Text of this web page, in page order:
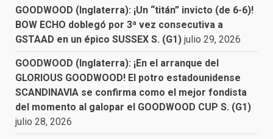
GOODWOOD (Inglaterra): ¡Un “titán” invicto (de 6-6)!
BOW ECHO doblegó por 3ª vez consecutiva a
GSTAAD en un épico SUSSEX S. (G1) julio 29, 2026
GOODWOOD (Inglaterra): ¡En el arranque del
GLORIOUS GOODWOOD! El potro estadounidense
SCANDINAVIA se confirma como el mejor fondista
del momento al galopar el GOODWOOD CUP S. (G1)
julio 28, 2026